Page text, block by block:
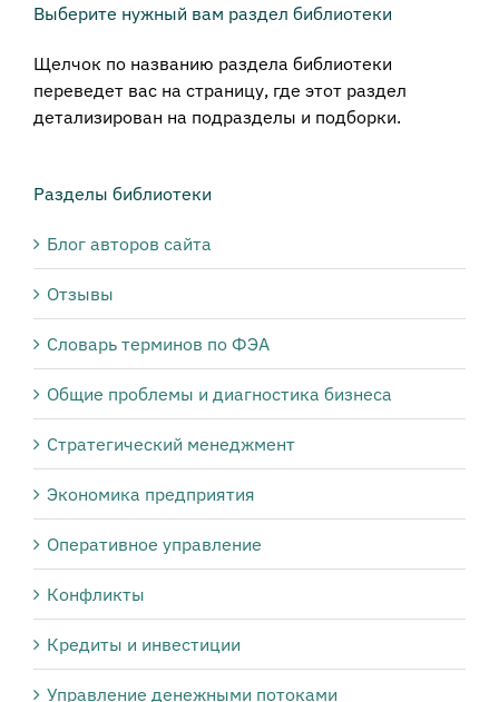
Выберите нужный вам раздел библиотеки
Щелчок по названию раздела библиотеки
переведет вас на страницу, где этот раздел
детализирован на подразделы и подборки.
Разделы библиотеки
Блог авторов сайта
Отзывы
Словарь терминов по ФЭА
Общие проблемы и диагностика бизнеса
Стратегический менеджмент
Экономика предприятия
Оперативное управление
Конфликты
Кредиты и инвестиции
Управление денежными потоками